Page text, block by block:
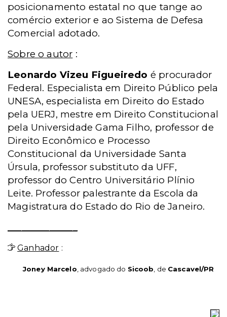
posicionamento estatal no que tange ao
comércio exterior e ao Sistema de Defesa
Comercial adotado.
Sobre o autor :
Leonardo Vizeu Figueiredo é procurador
Federal. Especialista em Direito Público pela
UNESA, especialista em Direito do Estado
pela UERJ, mestre em Direito Constitucional
pela Universidade Gama Filho, professor de
Direito Econômico e Processo
Constitucional da Universidade Santa
Úrsula, professor substituto da UFF,
professor do Centro Universitário Plínio
Leite. Professor palestrante da Escola da
Magistratura do Estado do Rio de Janeiro.
Ganhador :
Joney Marcelo , advogado do Sicoob , de Cascavel/PR